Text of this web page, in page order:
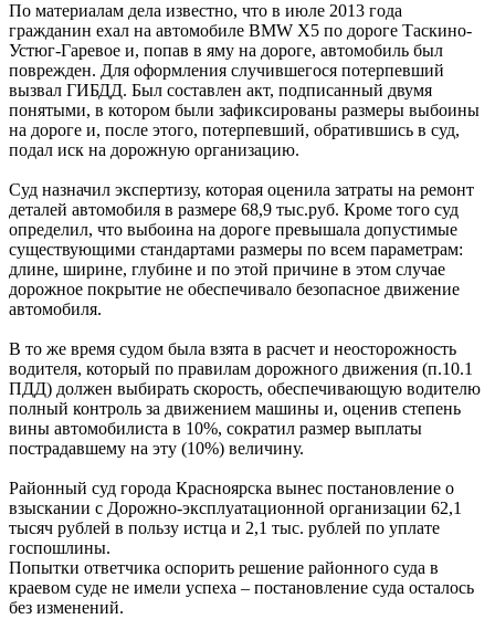
По материалам дела известно, что в июле 2013 года
гражданин ехал на автомобиле BMW X5 по дороге Таскино-
Устюг-Гаревое и, попав в яму на дороге, автомобиль был
поврежден. Для оформления случившегося потерпевший
вызвал ГИБДД. Был составлен акт, подписанный двумя
понятыми, в котором были зафиксированы размеры выбоины
на дороге и, после этого, потерпевший, обратившись в суд,
подал иск на дорожную организацию.
Суд назначил экспертизу, которая оценила затраты на ремонт
деталей автомобиля в размере 68,9 тыс.руб. Кроме того суд
определил, что выбоина на дороге превышала допустимые
существующими стандартами размеры по всем параметрам:
длине, ширине, глубине и по этой причине в этом случае
дорожное покрытие не обеспечивало безопасное движение
автомобиля.
В то же время судом была взята в расчет и неосторожность
водителя, который по правилам дорожного движения (п.10.1
ПДД) должен выбирать скорость, обеспечивающую водителю
полный контроль за движением машины и, оценив степень
вины автомобилиста в 10%, сократил размер выплаты
пострадавшему на эту (10%) величину.
Районный суд города Красноярска вынес постановление о
взыскании с Дорожно-эксплуатационной организации 62,1
тысяч рублей в пользу истца и 2,1 тыс. рублей по уплате
госпошлины.
Попытки ответчика оспорить решение районного суда в
краевом суде не имели успеха – постановление суда осталось
без изменений.